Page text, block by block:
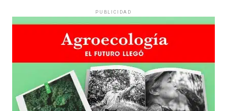
PUBLICIDAD